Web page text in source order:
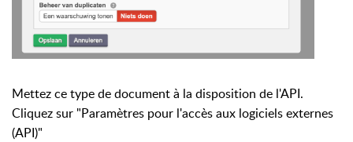
Mettez ce type de document à la disposition de l'API.
Cliquez sur "Paramètres pour l'accès aux logiciels externes
(API)"